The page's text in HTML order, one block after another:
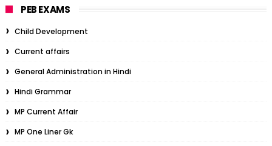
PEB EXAMS
Child Development
Current affairs
General Administration in Hindi
Hindi Grammar
MP Current Affair
MP One Liner Gk